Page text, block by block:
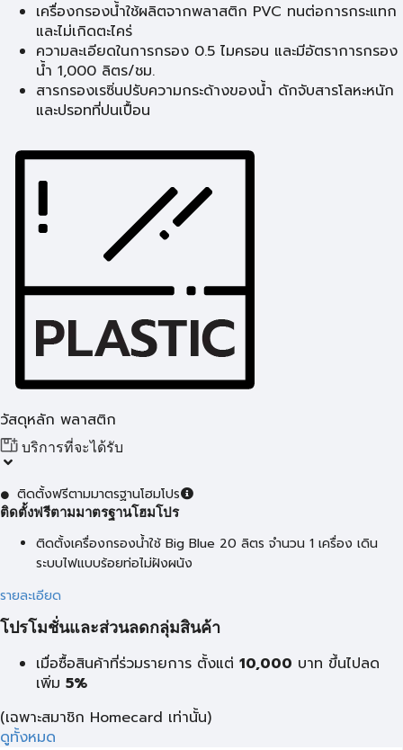
เครื่องกรองน้ำใช้ผลิตจากพลาสติก PVC ทนต่อการกระแทก
และไม่เกิดตะไคร่
ความละเอียดในการกรอง 0.5 ไมครอน และมีอัตราการกรอง
น้ำ 1,000 ลิตร/ชม.
สารกรองเรซิ่นปรับความกระด้างของน้ำ ดักจับสารโลหะหนัก
และปรอทที่ปนเปื้อน
วัสดุหลัก พลาสติก
บริการที่จะได้รับ
ติดตั้งฟรีตามมาตรฐานโฮมโปร
ติดตั้งฟรีตามมาตรฐานโฮมโปร
ติดตั้งเครื่องกรองน้ำใช้ Big Blue 20 ลิตร จำนวน 1 เครื่อง เดิน
ระบบไฟแบบร้อยท่อไม่ฝังผนัง
รายละเอียด
โปรโมชั่นและส่วนลดกลุ่มสินค้า
เมื่อซื้อสินค้าที่ร่วมรายการ ตั้งแต่ 10,000 บาท ขึ้นไปลด
เพิ่ม 5%
(เฉพาะสมาชิก Homecard เท่านั้น)
ดูทั้งหมด